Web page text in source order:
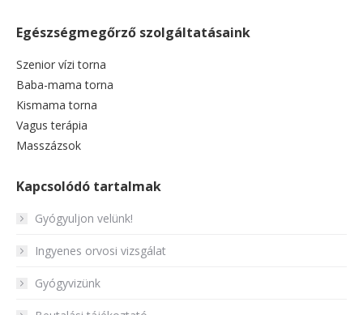
Egészségmegőrző szolgáltatásaink
Szenior vízi torna
Baba-mama torna
Kismama torna
Vagus terápia
Masszázsok
Kapcsolódó tartalmak
Gyógyuljon velünk!
Ingyenes orvosi vizsgálat
Gyógyvizünk